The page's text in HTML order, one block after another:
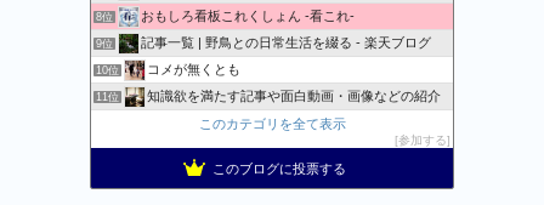
8位 おもしろ看板これくしょん -看これ-
9位 記事一覧 | 野鳥との日常生活を綴る - 楽天ブログ
10位 コメが無くとも
11位 知識欲を満たす記事や面白動画・画像などの紹介
おとぼけワールドワイド
13位 おもしろ・ビックリ画像集
スマフォカメラで面白・綺麗 写真集
このカテゴリを全て表示
参加する
このブログに投票する